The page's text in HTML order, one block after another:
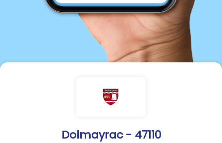
Dolmayrac - 47110
dolmayrac.fr/
Lundi, mardi,
jeudi et vendredi